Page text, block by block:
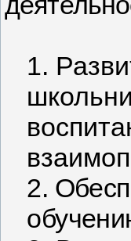
1.
2.